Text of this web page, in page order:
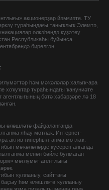
акционерҙар йәмғиәте. ТУ
тураһындағы таныҡлыҡ Элемтә,
өлкәһендә күҙәтеү
Республикаһы буйынса
бирелгән.
һәм мәҡәләләр халыҡ-ара
хоҡуҡтар тураһындағы ҡануниәте
бөтә хәбәрҙәре лә 18
өлөшләтә файҙаланғанда
яһау мотлаҡ. Интернет-
актив гиперһылтанма мотлаҡ.
мәҡәләләрҙе күсереп алғанда
менән бәйле булмаған
мәғлүмәт агентлығы
ҡулланыу, сайттағы
һәм өлөшләтә ҡулланыу